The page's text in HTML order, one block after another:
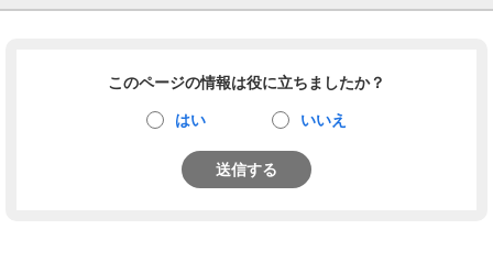
このページの情報は役に立ちましたか？
はい いいえ
送信する